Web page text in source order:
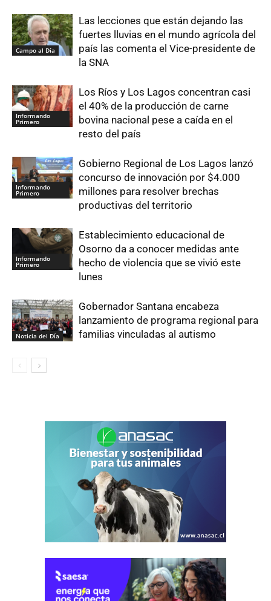
Campo al Día
Las lecciones que están dejando las
fuertes lluvias en el mundo agrícola del
país las comenta el Vice-presidente de
la SNA
Informando
Primero
Los Ríos y Los Lagos concentran casi
el 40% de la producción de carne
bovina nacional pese a caída en el
resto del país
Informando
Primero
Gobierno Regional de Los Lagos lanzó
concurso de innovación por $4.000
millones para resolver brechas
productivas del territorio
Informando
Primero
Establecimiento educacional de
Osorno da a conocer medidas ante
hecho de violencia que se vivió este
lunes
Noticia del Día
Gobernador Santana encabeza
lanzamiento de programa regional para
familias vinculadas al autismo